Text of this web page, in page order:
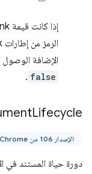
الإضافة الوصول
false
.
Lifecycle
الإصدار 106 من Chrome والإصدارات الأحدث
دورة حياة المستند في